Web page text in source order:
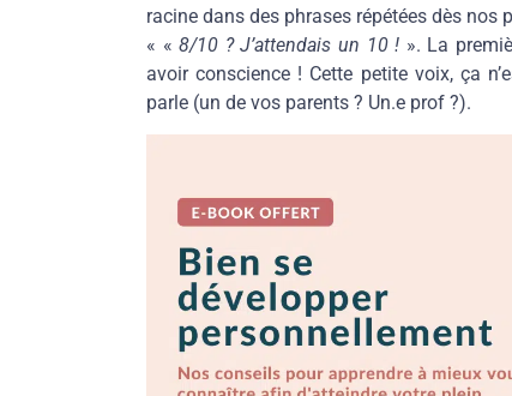
racine dans des phrases répétées dès nos
« «8/10 ? J’attendais un 10 ! ». La
avoir conscience ! Cette petite voix, ça
parle (un de vos parents ? Un.e prof ?).